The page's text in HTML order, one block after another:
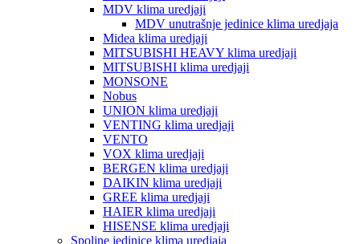
MDV klima uredjaji
MDV unutrašnje jedinice klima uredjaja
Midea klima uredjaji
MITSUBISHI HEAVY klima uredjaji
MITSUBISHI klima uredjaji
MONSONE
Nobus
UNION klima uredjaji
VENTING klima uredjaji
VENTO
VOX klima uredjaji
BERGEN klima uredjaji
DAIKIN klima uredjaji
GREE klima uredjaji
HAIER klima uredjaji
HISENSE klima uredjaji
Spoljne jedinice klima uredjaja